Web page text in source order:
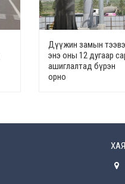
Дүүжин замын
энэ оны 12 дугаар
ашиглалтад бүрэн
орно